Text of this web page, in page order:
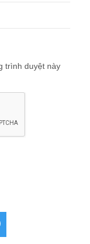
trình duyệt này